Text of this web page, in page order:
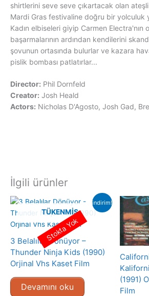
shirtlerini seve seve çıkartacak olan ateşli
Mardi Gras festivaline doğru bir yolculuk
Kadın elbiseleri giyip Carmen Electra'nın
başarmalarının ardından kendilerini
şovunun ortasında bulurlar ve kazara
pislik bombası patlatırlar...
Director: Phil Dornfeld
Creator: Josh Heald
Actors: Nicholas D'Agosto, Josh Gad,
İlgili ürünler
indirim!
TÜKENMIŞ
3 Belalılar Dönüyor –
Thunder Ninja Kids (1990)
Orjinal Vhs Kaset Film
Devamını oku
Stokta Yok
(1991)
Film